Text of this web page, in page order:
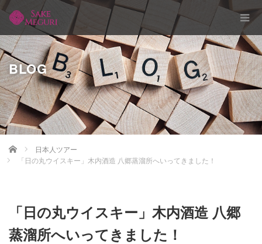
BLOG
Home
日本人ツアー
「日の丸ウイスキー」木内酒造 八郷蒸溜所へいってきました！
「日の丸ウイスキー」木内酒造 八郷
蒸溜所へいってきました！